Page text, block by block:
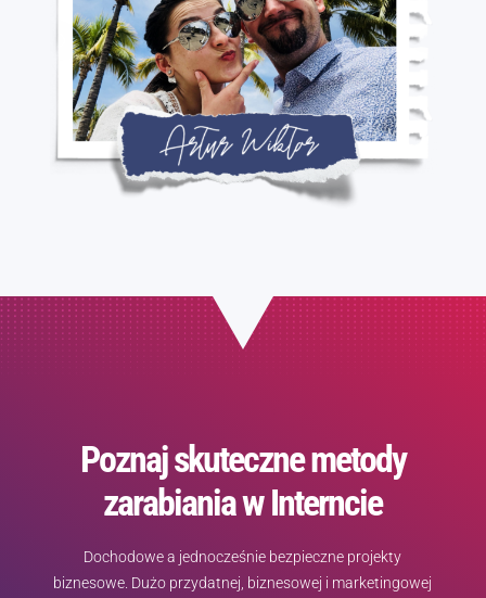
Poznaj skuteczne metody
zarabiania w Interncie
Dochodowe a jednocześnie bezpieczne projekty
biznesowe. Dużo przydatnej, biznesowej i marketingowej